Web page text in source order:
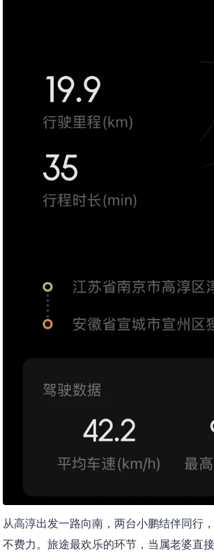
从高淳出发一路向南，两台小鹏结伴同行
不费力。旅途最欢乐的环节，当属老婆直